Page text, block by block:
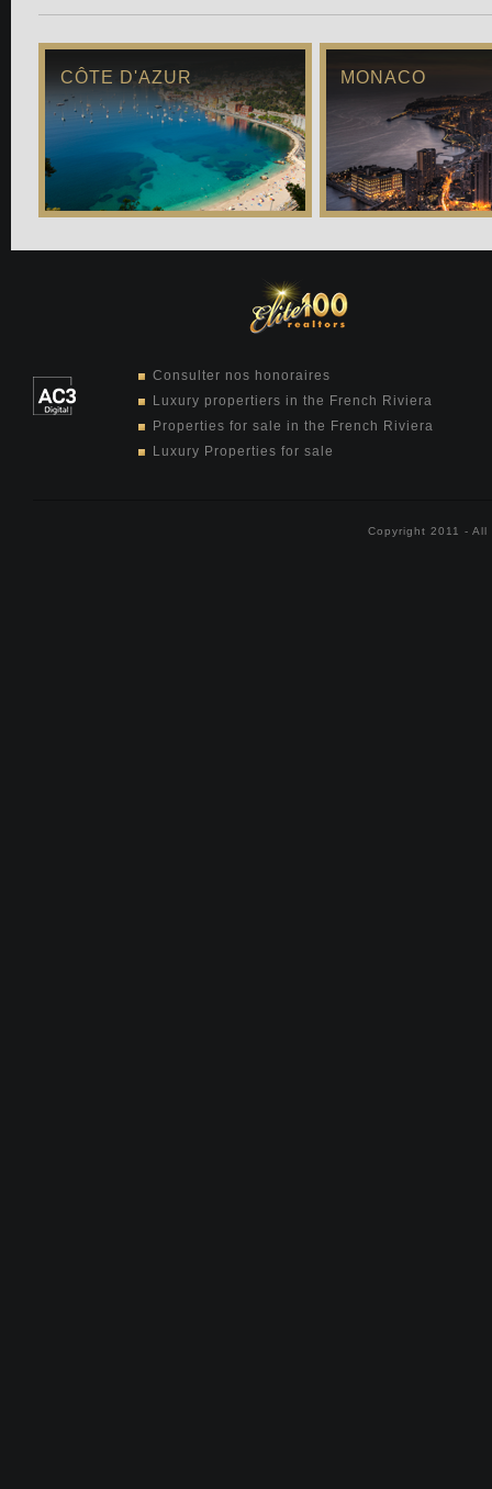
CÔTE D'AZUR MONACO
Consulter nos honoraires
Luxury propertiers in the French Riviera
Properties for sale in the French Riviera
Luxury Properties for sale
Copyright 2011 -